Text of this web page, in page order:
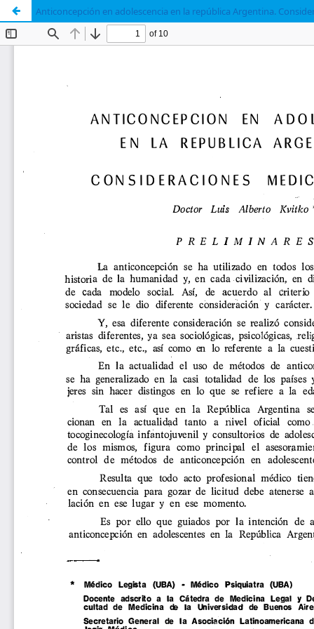
Anticoncepción en adolescencia en la república Argentina.